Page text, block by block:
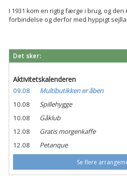
I 1931 kom en rigtig færge i brug, og
forbindelse og derfor med hyppigt
Det sker:
Aktivitetskalenderen
09.08
Multibutikken er åben
10.08
Spillehygge
10.08
Gåklub
12.08
Gratis morgenkaffe
12.08
Petanque
Se flere